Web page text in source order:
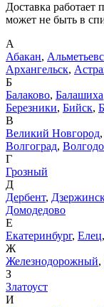
Доставка
может не быть в
А
Абакан,
Архангельск,
Б
Балаково, Балашиха
Березники, Бийск,
В
Великий Новгород,
Волгоград,
Г
Грозный
Д
Дербент,
Домодедово
Е
Екатеринбург, Елец,
Ж
Железнодорожный,
З
Златоуст
И